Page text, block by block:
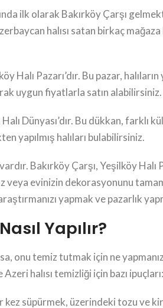
ilk olarak Bakırköy Çarşı
halısı satan birkaç
Halı Pazarı’dır. Bu pazar,
uygun fiyatlarla satın alabilirsiniz.
Dünyası’dır. Bu dükkan, farklı
yapılmış halıları bulabilirsiniz.
Bakırköy Çarşı, Yeşilköy
veya evinizin dekorasyonunu
yapmak ve pazarlık
Yapılır?
onu temiz tutmak için ne
halısı temizliği için bazı ipuçları:
kez süpürmek, üzerindeki tozu